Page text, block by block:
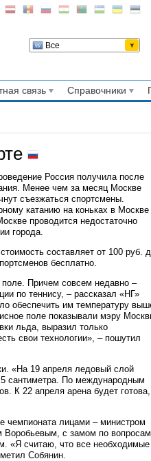
Все
связь Справочники
Россия получила после
Менее чем за месяц Москве
съезжаться спортсмены.
катанию на коньках в Москве
проводится недостаточно
города.
составляет от 100 руб.
бесплатно.
Причем совсем недавно –
по теннису, – рассказал «НГ»
обеспечить им температуру
поле показывали мэру
льда, выразил только
свои технологии», – пошутил
«На 19 апреля ледовый слой
сантиметра. По международным
К 22 апреля арена будет
чемпионата лицами – министром
Воробьевым, с замом по вопросам
«Я считаю, что все необходимые
Собянин.